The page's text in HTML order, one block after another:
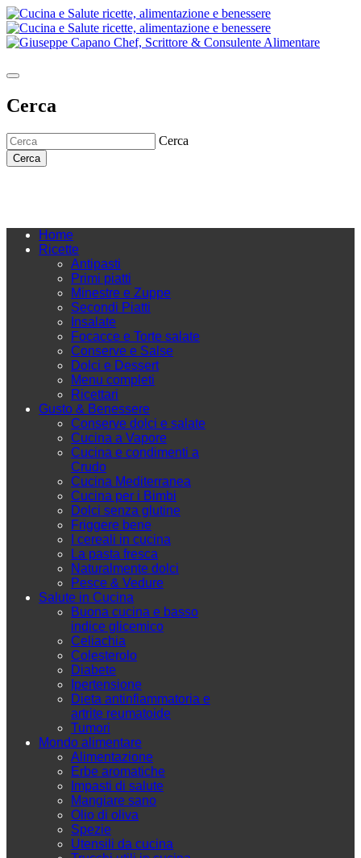
Cerca
Cerca
Cerca
Home
Ricette
Antipasti
Primi piatti
Minestre e Zuppe
Secondi Piatti
Insalate
Focacce e Torte salate
Conserve e Salse
Dolci e Dessert
Menu completi
Ricettari
Gusto & Benessere
Conserve dolci e salate
Cucina a Vapore
Cucina e condimenti a
Crudo
Cucina Mediterranea
Cucina per i Bimbi
Dolci senza glutine
Friggere bene
I cereali in cucina
La pasta fresca
Naturalmente dolci
Pesce & Vedure
Salute in Cucina
Buona cucina e basso
indice glicemico
Celiachia
Colesterolo
Diabete
Ipertensione
Dieta antinfiammatoria e
artrite reumatoide
Tumori
Mondo alimentare
Alimentazione
Erbe aromatiche
Impasti di salute
Mangiare sano
Olio di oliva
Spezie
Utensili da cucina